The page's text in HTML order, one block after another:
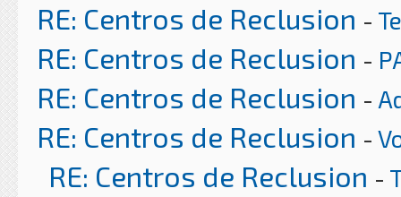
RE: Centros de Reclusion -
RE: Centros de Reclusion -
RE: Centros de Reclusion -
RE: Centros de Reclusion -
RE: Centros de Reclusion -